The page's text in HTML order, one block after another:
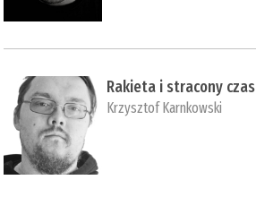
Rakieta i stracony czas
Krzysztof Karnkowski